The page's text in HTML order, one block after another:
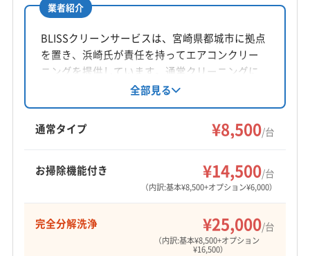
所在地
鹿児島県鹿児島市加治屋町3-7
対応地域
いちき串木野市 姶良市
指宿市
鹿児島市 南さつま市 南九州市
日置市
枕崎市
霧島市
定休日
業者紹介
BLISSクリーンサービスは、宮崎県都城市に拠点
を置き、浜崎氏が責任を持ってエアコンクリー
ニングを提供しています。通常クリーニングに
加え、壁から取り外しての完全分解クリーニン
グにも対応。エコ洗剤使用、複数台割引、損害
保険加入など、安心して任せられるサービスが
魅力です。9時〜19時まで年中無休で営業し、宮
す。
全部見る
通常タイプ ¥8,500/台
お掃除機能付き ¥14,500/台
（内訳:基本¥8,500+オプション¥6,000）
完全分解洗浄 ¥25,000/台
（内訳:基本¥8,500+オプション
¥16,500）